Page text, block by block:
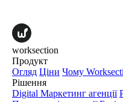
worksection
Продукт
Огляд Ціни Чому
Рішення
Digital Маркетинг агенції